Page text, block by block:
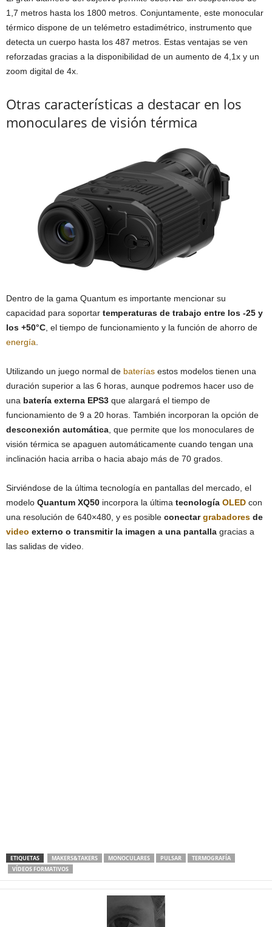
1,7 metros hasta los 1800 metros. Conjuntamente, este monocular
térmico dispone de un telémetro estadimétrico, instrumento que
detecta un cuerpo hasta los 487 metros. Estas ventajas se ven
reforzadas gracias a la disponibilidad de un aumento de 4,1x y un
zoom digital de 4x.
Otras características a destacar en los
monoculares de visión térmica
Dentro de la gama Quantum es importante mencionar su
capacidad para soportar temperaturas de trabajo entre los -25 y
los +50°C , el tiempo de funcionamiento y la función de ahorro de
energía
Utilizando un juego normal de baterías estos modelos tienen una
duración superior a las 6 horas, aunque podremos hacer uso de
una batería externa EPS3 que alargará el tiempo de
funcionamiento de 9 a 20 horas. También incorporan la opción de
desconexión automática , que permite que los monoculares de
visión térmica se apaguen automáticamente cuando tengan una
inclinación hacia arriba o hacia abajo más de 70 grados.
Sirviéndose de la última tecnología en pantallas del mercado, el
modelo Quantum XQ50 incorpora la última tecnología OLED con
una resolución de 640×480, y es posible conectargrabadores de
video externo o transmitir la imagen a una pantalla gracias a
las salidas de video.
ETIQUETAS MAKERS&TAKERS MONOCULARES PULSAR
TERMOGRAFÍA
VÍDEOS FORMATIVOS